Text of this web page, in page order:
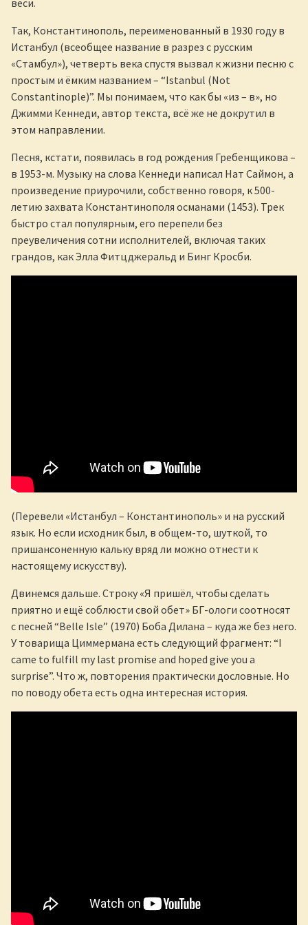
веси.
Так, Константинополь, переименованный в 1930 году в
Истанбул (всеобщее название в разрез с русским
«Стамбул»), четверть века спустя вызвал к жизни песню с
простым и ёмким названием – “Istanbul (Not
Constantinople)”. Мы понимаем, что как бы «из – в», но
Джимми Кеннеди, автор текста, всё же не докрутил в
этом направлении.
Песня, кстати, появилась в год рождения Гребенщикова –
в 1953-м. Музыку на слова Кеннеди написал Нат Саймон, а
произведение приурочили, собственно говоря, к 500-
летию захвата Константинополя османами (1453). Трек
быстро стал популярным, его перепели без
преувеличения сотни исполнителей, включая таких
грандов, как Элла Фитцджеральд и Бинг Кросби.
(Перевели «Истанбул – Константинополь» и на русский
язык. Но если исходник был, в общем-то, шуткой, то
пришансоненную кальку вряд ли можно отнести к
настоящему искусству).
Двинемся дальше. Строку «Я пришёл, чтобы сделать
приятно и ещё соблюсти свой обет» БГ-ологи соотносят
с песней “Belle Isle” (1970) Боба Дилана – куда же без него.
У товарища Циммермана есть следующий фрагмент: “I
came to fulfill my last promise and hoped give you a
surprise”. Что ж, повторения практически дословные. Но
по поводу обета есть одна интересная история.